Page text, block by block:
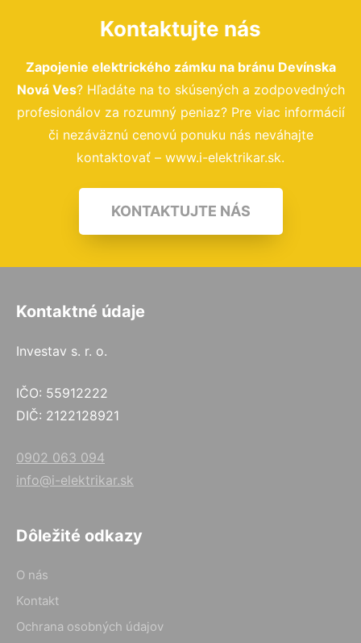
Kontaktujte nás
Zapojenie elektrického zámku na bránu Devínska
Nová Ves? Hľadáte na to skúsených a zodpovedných
profesionálov za rozumný peniaz? Pre viac informácií
či nezáväznú cenovú ponuku nás neváhajte
kontaktovať – www.i-elektrikar.sk.
KONTAKTUJTE NÁS
Kontaktné údaje
Investav s. r. o.
IČO: 55912222
DIČ: 2122128921
0902 063 094
info@i-elektrikar.sk
Dôležité odkazy
O nás
Kontakt
Ochrana osobných údajov